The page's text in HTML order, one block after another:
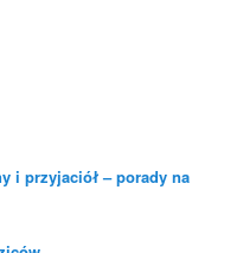
i przyjaciół – porady na